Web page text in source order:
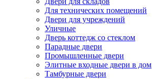
Для технических помещений
Двери для учреждений
Уличные
Дверь коттедж со стеклом
Парадные двери
Промышленные двери
Элитные входные двери в дом
Тамбурные двери